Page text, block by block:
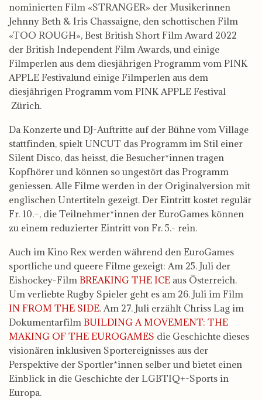
nominierten Film «STRANGER» der Musikerinnen
Jehnny Beth & Iris Chassaigne, den schottischen Film
«TOO ROUGH», Best British Short Film Award 2022
der British Independent Film Awards, und einige
Filmperlen aus dem diesjährigen Programm vom PINK
APPLE Festivalund einige Filmperlen aus dem
diesjährigen Programm vom PINK APPLE Festival
Zürich.
Da Konzerte und DJ-Auftritte auf der Bühne vom Village
stattfinden, spielt UNCUT das Programm im Stil einer
Silent Disco, das heisst, die Besucher*innen tragen
Kopfhörer und können so ungestört das Programm
geniessen. Alle Filme werden in der Originalversion mit
englischen Untertiteln gezeigt. Der Eintritt kostet regulär
Fr. 10.–, die Teilnehmer*innen der EuroGames können
zu einem reduzierter Eintritt von Fr. 5.- rein.
Auch im Kino Rex werden während den EuroGames
sportliche und queere Filme gezeigt: Am 25. Juli der
Eishockey-Film BREAKING THE ICE aus Österreich.
Um verliebte Rugby Spieler geht es am 26. Juli im Film
IN FROM THE SIDE. Am 27. Juli erzählt Chriss Lag im
Dokumentarfilm BUILDING A MOVEMENT: THE
MAKING OF THE EUROGAMES die Geschichte dieses
visionären inklusiven Sportereignisses aus der
Perspektive der Sportler*innen selber und bietet einen
Einblick in die Geschichte der LGBTIQ+-Sports in
Europa.